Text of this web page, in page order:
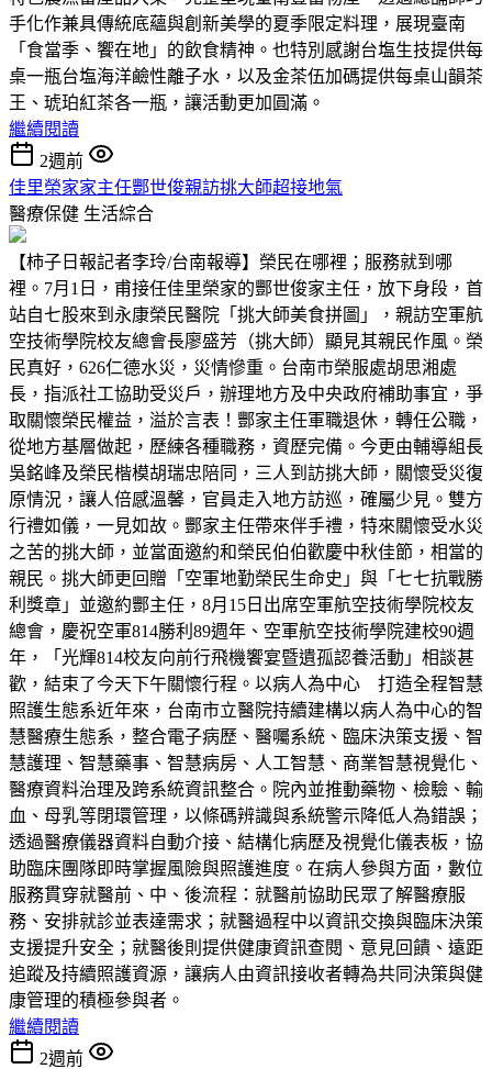
手化作兼具傳統底蘊與創新美學的夏季限定料理，展現臺南
「食當季、饗在地」的飲食精神。也特別感謝台塩生技提供每
桌一瓶台塩海洋鹼性離子水，以及金茶伍加碼提供每桌山韻茶
王、琥珀紅茶各一瓶，讓活動更加圓滿。
繼續閱讀
2週前
佳里榮家家主任酆世俊親訪挑大師超接地氣
醫療保健 生活綜合
【柿子日報記者李玲/台南報導】榮民在哪裡；服務就到哪
裡。7月1日，甫接任佳里榮家的酆世俊家主任，放下身段，首
站自七股來到永康榮民醫院「挑大師美食拼圖」，親訪空軍航
空技術學院校友總會長廖盛芳（挑大師）顯見其親民作風。榮
民真好，626仁德水災，災情慘重。台南市榮服處胡思湘處
長，指派社工協助受災戶，辦理地方及中央政府補助事宜，爭
取關懷榮民權益，溢於言表！酆家主任軍職退休，轉任公職，
從地方基層做起，歷練各種職務，資歷完備。今更由輔導組長
吳銘峰及榮民楷模胡瑞忠陪同，三人到訪挑大師，關懷受災復
原情況，讓人倍感溫馨，官員走入地方訪巡，確屬少見。雙方
行禮如儀，一見如故。酆家主任帶來伴手禮，特來關懷受水災
之苦的挑大師，並當面邀約和榮民伯伯歡慶中秋佳節，相當的
親民。挑大師更回贈「空軍地勤榮民生命史」與「七七抗戰勝
利獎章」並邀約酆主任，8月15日出席空軍航空技術學院校友
總會，慶祝空軍814勝利89週年、空軍航空技術學院建校90週
年，「光輝814校友向前行飛機饗宴暨遺孤認養活動」相談甚
歡，結束了今天下午關懷行程。以病人為中心 打造全程智慧
照護生態系近年來，台南市立醫院持續建構以病人為中心的智
慧醫療生態系，整合電子病歷、醫囑系統、臨床決策支援、智
慧護理、智慧藥事、智慧病房、人工智慧、商業智慧視覺化、
醫療資料治理及跨系統資訊整合。院內並推動藥物、檢驗、輸
血、母乳等閉環管理，以條碼辨識與系統警示降低人為錯誤；
透過醫療儀器資料自動介接、結構化病歷及視覺化儀表板，協
助臨床團隊即時掌握風險與照護進度。在病人參與方面，數位
服務貫穿就醫前、中、後流程：就醫前協助民眾了解醫療服
務、安排就診並表達需求；就醫過程中以資訊交換與臨床決策
支援提升安全；就醫後則提供健康資訊查閱、意見回饋、遠距
追蹤及持續照護資源，讓病人由資訊接收者轉為共同決策與健
康管理的積極參與者。
繼續閱讀
2週前